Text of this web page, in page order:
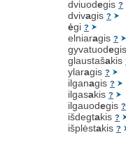
dviuodegis ?
dvivagis ?
ėgi ?
elniaragis ?
gyvatuode
glaustašakis
ylaragis ?
ilganagis ?
ilgasakis ?
ilgauodegis ?
išdegtakis ?
išplėstakis ?